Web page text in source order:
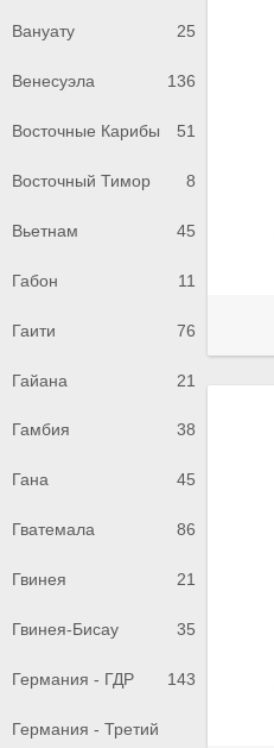
Вануату 25
Венесуэла 136
Восточные Карибы 51
Восточный Тимор 8
Вьетнам 45
Габон 11
Гаити 76
Гайана 21
Гамбия 38
Гана 45
Гватемала 86
Гвинея 21
Гвинея-Бисау 35
Германия - ГДР 143
Германия - Третий